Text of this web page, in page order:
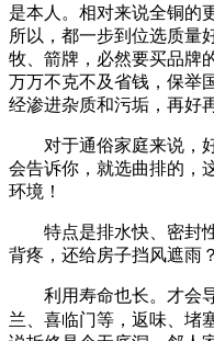
是本人。相对来说全铜的
所以，都一步到位选质量
牧、箭牌，必然要买品牌
万万不克不及省钱，保举
经渗进杂质和污垢，再好
对于通俗家庭来说，好
会告诉你，就选曲排的，
环境！
特点是排水快、密封性
背疼，还给房子挡风遮雨？
利用寿命也长。才会导
兰、喜临门等，返味、堵